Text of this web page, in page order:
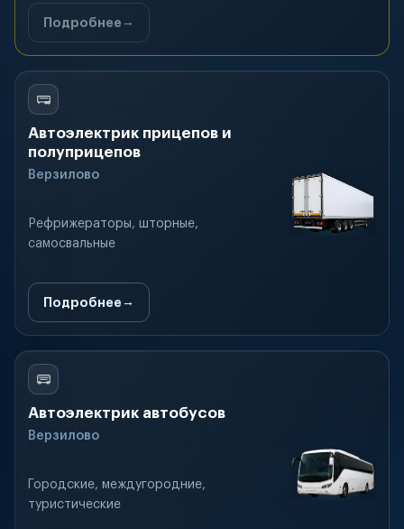
Подробнее
Автоэлектрик прицепов и
полуприцепов
Верзилово
Рефрижераторы, шторные,
самосвальные
Подробнее
Автоэлектрик автобусов
Верзилово
Городские, междугородние,
туристические